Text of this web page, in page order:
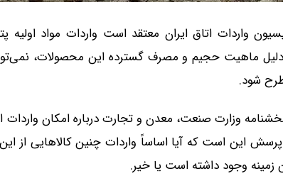
واردات اتاق ایران معتقد است واردات مواد اولیه
دلیل ماهیت حجیم و مصرف گسترده این محصولات،
شود.
وزارت صنعت، معدن و تجارت درباره امکان واردات
این است که آیا اساساً واردات چنین کالاهایی از
زمینه وجود داشته است یا خیر.